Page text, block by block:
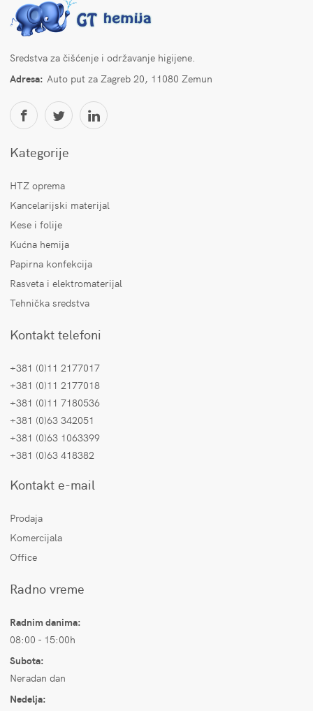
Sredstva za čišćenje i održavanje higijene.
Adresa: Auto put za Zagreb 20, 11080 Zemun
Kategorije
HTZ oprema
Kancelarijski materijal
Kese i folije
Kućna hemija
Papirna konfekcija
Rasveta i elektromaterijal
Tehnička sredstva
Kontakt telefoni
+381 (0)11 2177017
+381 (0)11 2177018
+381 (0)11 7180536
+381 (0)63 342051
+381 (0)63 1063399
+381 (0)63 418382
Kontakt e-mail
Prodaja
Komercijala
Office
Radno vreme
Radnim danima:
08:00 - 15:00h
Subota:
Neradan dan
Nedelja: